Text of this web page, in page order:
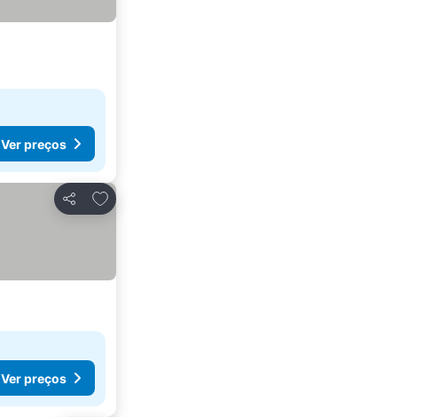
Ver preços
Partilhar
Adicionar aos favoritos
Ver preços